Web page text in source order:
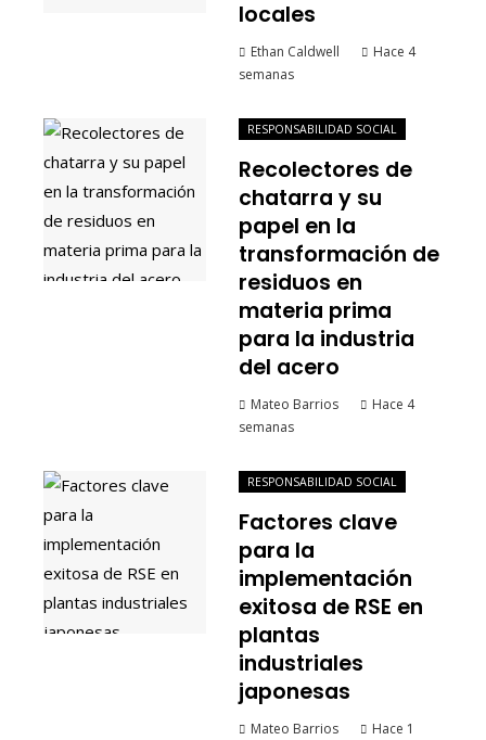
locales
Ethan Caldwell
Hace 4
semanas
RESPONSABILIDAD SOCIAL
Recolectores de
chatarra y su
papel en la
transformación de
residuos en
materia prima
para la industria
del acero
Mateo Barrios
Hace 4
semanas
RESPONSABILIDAD SOCIAL
Factores clave
para la
implementación
exitosa de RSE en
plantas
industriales
japonesas
Mateo Barrios
Hace 1